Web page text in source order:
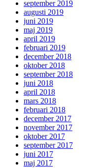
september 2019
augusti 2019
juni 2019
maj 2019
april 2019
februari 2019
december 2018
oktober 2018
september 2018
juni 2018
april 2018
mars 2018
februari 2018
december 2017
november 2017
oktober 2017
september 2017
juni 2017
maj 2017